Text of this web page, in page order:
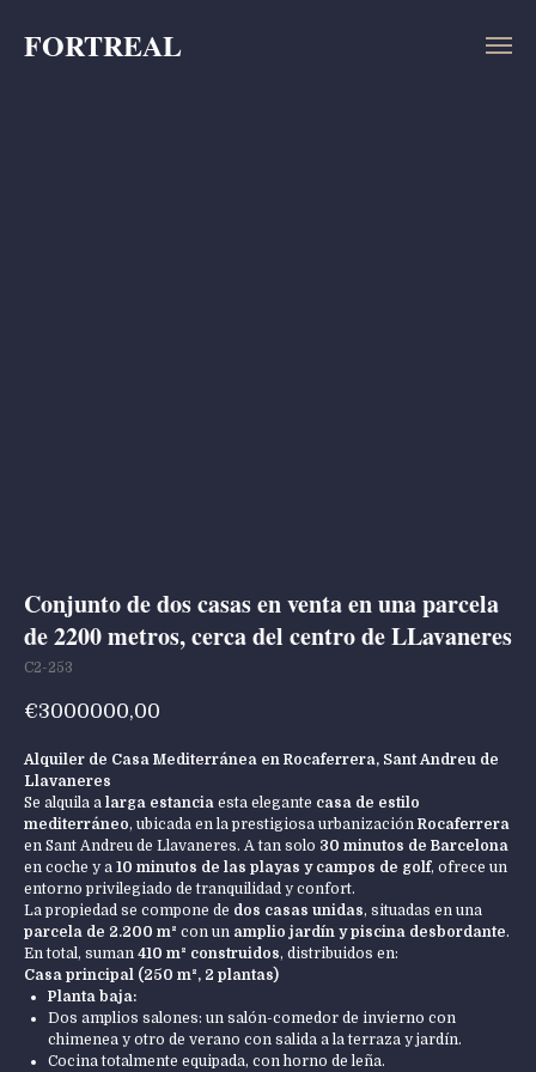
FORTREAL
Conjunto de dos casas en venta en una parcela
de 2200 metros, cerca del centro de LLavaneres
C2-253
€3000000,00
Alquiler de Casa Mediterránea en Rocaferrera, Sant Andreu de
Llavaneres
Se alquila a larga estancia esta elegante casa de estilo
mediterráneo, ubicada en la prestigiosa urbanización Rocaferrera
en Sant Andreu de Llavaneres. A tan solo 30 minutos de Barcelona
en coche y a 10 minutos de las playas y campos de golf, ofrece un
entorno privilegiado de tranquilidad y confort.
La propiedad se compone de dos casas unidas, situadas en una
parcela de 2.200 m² con un amplio jardín y piscina desbordante.
En total, suman 410 m² construidos, distribuidos en:
Casa principal (250 m², 2 plantas)
Planta baja:
Dos amplios salones: un salón-comedor de invierno con
chimenea y otro de verano con salida a la terraza y jardín.
Cocina totalmente equipada, con horno de leña.